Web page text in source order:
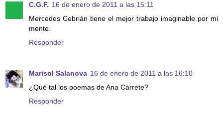
C.G.F. 16 de enero de 2011 a las 15:11
Mercedes Cebrián tiene el mejor trabajo imaginable por mi
mente.
Responder
Marisol Salanova 16 de enero de 2011 a las 16:10
¿Qué tal los poemas de Ana Carrete?
Responder